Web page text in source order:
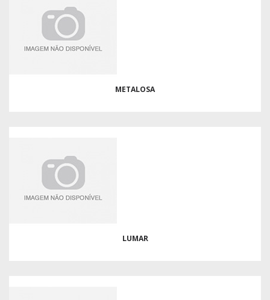
METALOSA
LUMAR